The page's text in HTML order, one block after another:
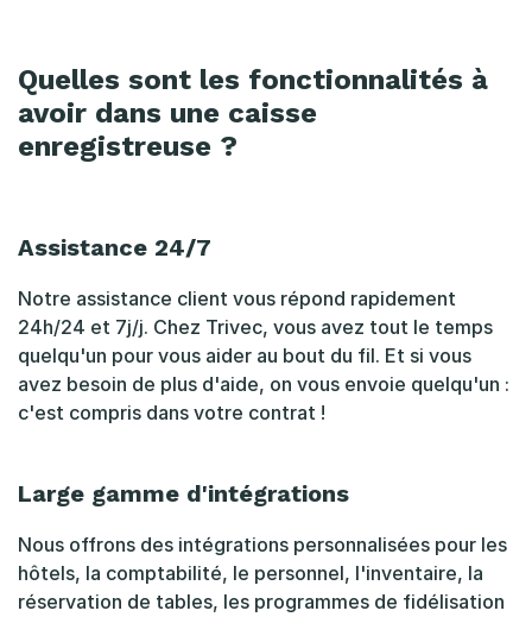
Quelles sont les fonctionnalités à
avoir dans une caisse
enregistreuse ?
Assistance 24/7
Notre assistance client vous répond rapidement
24h/24 et 7j/j. Chez Trivec, vous avez tout le temps
quelqu'un pour vous aider au bout du fil. Et si vous
avez besoin de plus d'aide, on vous envoie quelqu'un :
c'est compris dans votre contrat !
Large gamme d'intégrations
Nous offrons des intégrations personnalisées pour les
hôtels, la comptabilité, le personnel, l'inventaire, la
réservation de tables, les programmes de fidélisation